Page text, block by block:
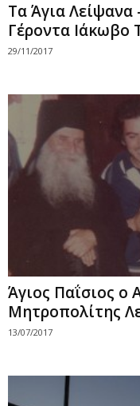
Τα Άγια Λείψανα
Γέροντα Ιάκωβο
29/11/2017
Άγιος Παΐσιος ο
Μητροπολίτης
13/07/2017